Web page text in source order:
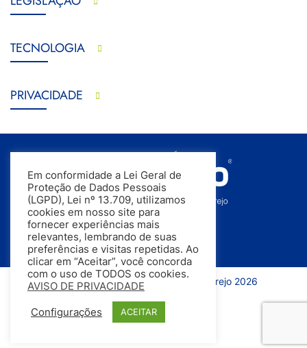
TECNOLOGIA
PRIVACIDADE
Todos os direitos reservados | InfoVarejo 2026
Em conformidade a Lei Geral de
Proteção de Dados Pessoais
(LGPD), Lei nº 13.709, utilizamos
cookies em nosso site para
fornecer experiências mais
relevantes, lembrando de suas
preferências e visitas repetidas. Ao
clicar em “Aceitar”, você concorda
com o uso de TODOS os cookies.
AVISO DE PRIVACIDADE
Configurações ACEITAR